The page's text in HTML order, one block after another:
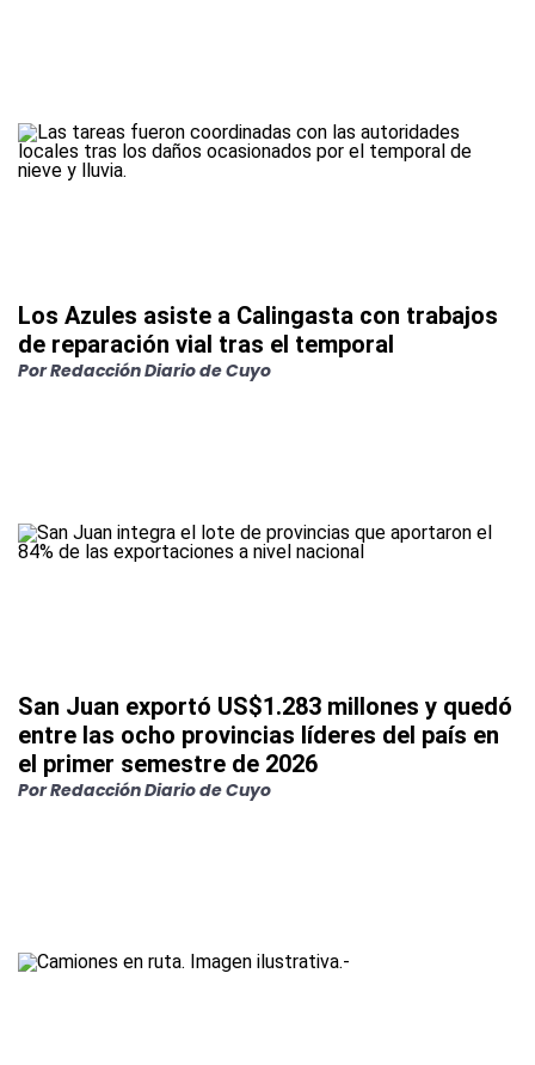
Los Azules asiste a Calingasta con trabajos
de reparación vial tras el temporal
Por Redacción Diario de Cuyo
San Juan exportó US$1.283 millones y quedó
entre las ocho provincias líderes del país en
el primer semestre de 2026
Por Redacción Diario de Cuyo